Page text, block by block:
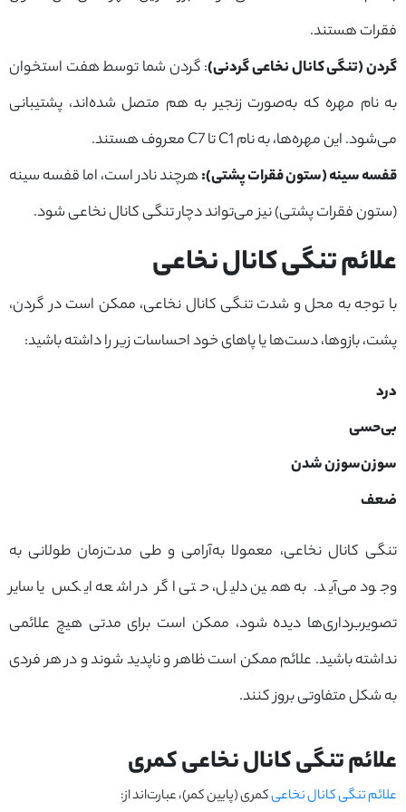
فقرات هستند.
گردن (تنگی کانال نخاعی گردنی): گردن شما توسط هفت استخوان
به نام مهره که به‌صورت زنجیر به هم متصل شده‌اند، پشتیبانی
می‌شود. این مهره‌ها، به نام C1 تا C7 معروف هستند.
قفسه سینه (ستون فقرات پشتی):هرچند نادر است، اما قفسه سینه
(ستون فقرات پشتی) نیز می‌تواند دچار تنگی کانال نخاعی شود.
علائم تنگی کانال نخاعی
با توجه به محل و شدت تنگی کانال نخاعی، ممکن است در گردن،
پشت، بازوها، دست‌ها یا پاهای خود احساسات زیر را داشته باشید:
درد
بی‌حسی
سوزن‌سوزن‌ شدن
ضعف
تنگی کانال نخاعی، معمولا به‌آرامی و طی مدت‌زمان طولانی به
وجود می‌آید. به همین دلیل، حتی اگر در اشعه ایکس یا سایر
تصویربرداری‌ها دیده شود، ممکن است برای مدتی هیچ علائمی
نداشته باشید. علائم ممکن است ظاهر و ناپدید شوند و در هر فردی
به شکل متفاوتی بروز کنند.
علائم تنگی کانال نخاعی کمری
علائم تنگی کانال نخاعیکمری (پایین کمر)، عبارت‌اند از: